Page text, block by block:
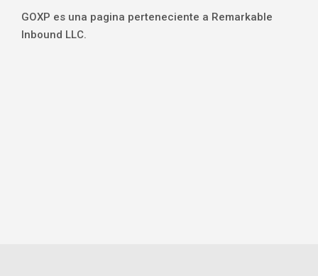
GOXP es una pagina perteneciente a Remarkable
Inbound LLC.